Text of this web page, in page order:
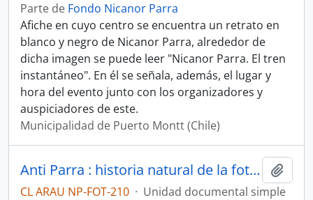
Parte de Fondo Nicanor Parra
Afiche en cuyo centro se encuentra un retrato en
blanco y negro de Nicanor Parra, alrededor de
dicha imagen se puede leer "Nicanor Parra. El tren
instantáneo". En él se señala, además, el lugar y
hora del evento junto con los organizadores y
auspiciadores de este.
Municipalidad de Puerto Montt (Chile)
Anti Parra : historia natural de la fotografía 1
CL ARAU NP-FOT-210 · Unidad documental simple